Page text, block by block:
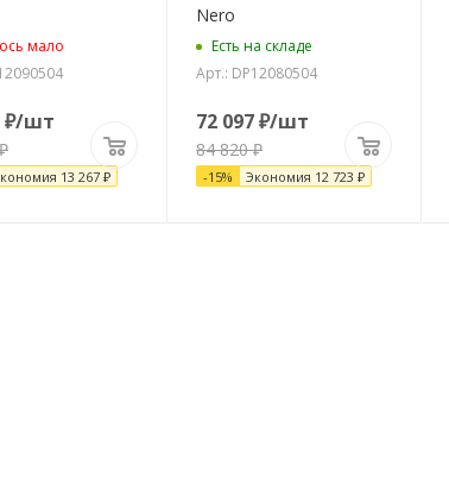
мало
₽/шт
13 267 ₽
Nero
Есть на складе
Арт.: DP12080504
72 097₽/шт
84 820₽
-15% Экономия 12 723 ₽